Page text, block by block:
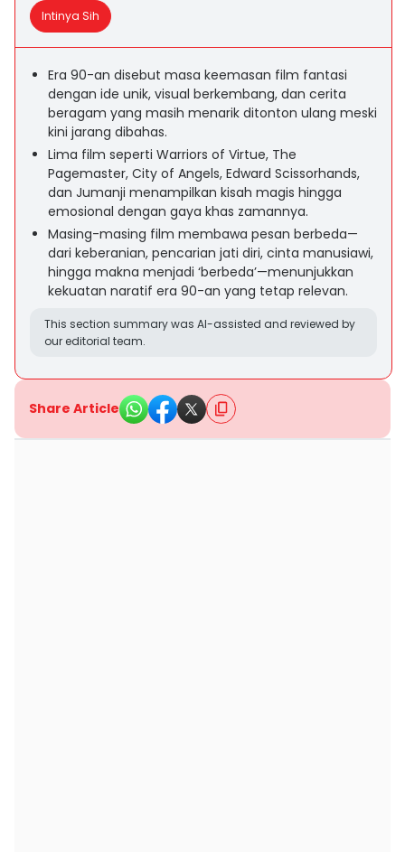
Intinya Sih
Era 90-an disebut masa keemasan film fantasi
dengan ide unik, visual berkembang, dan cerita
beragam yang masih menarik ditonton ulang meski
kini jarang dibahas.
Lima film seperti Warriors of Virtue, The
Pagemaster, City of Angels, Edward Scissorhands,
dan Jumanji menampilkan kisah magis hingga
emosional dengan gaya khas zamannya.
Masing-masing film membawa pesan berbeda—
dari keberanian, pencarian jati diri, cinta manusiawi,
hingga makna menjadi ‘berbeda’—menunjukkan
kekuatan naratif era 90-an yang tetap relevan.
This section summary was AI-assisted and reviewed by
our editorial team.
Share Article